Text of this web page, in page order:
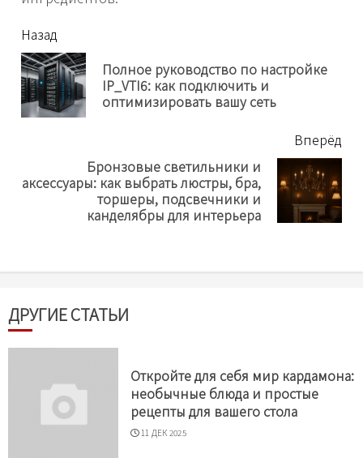
читать
еще
Назад
Полное руководство по настройке
IP_VTI6: как подключить и
оптимизировать вашу сеть
Вперёд
Next
Бронзовые светильники и
аксессуары: как выбрать люстры, бра,
торшеры, подсвечники и
канделябры для интерьера
ДРУГИЕ СТАТЬИ
Откройте для себя мир кардамона:
необычные блюда и простые
рецепты для вашего стола
11 ДЕК 2025